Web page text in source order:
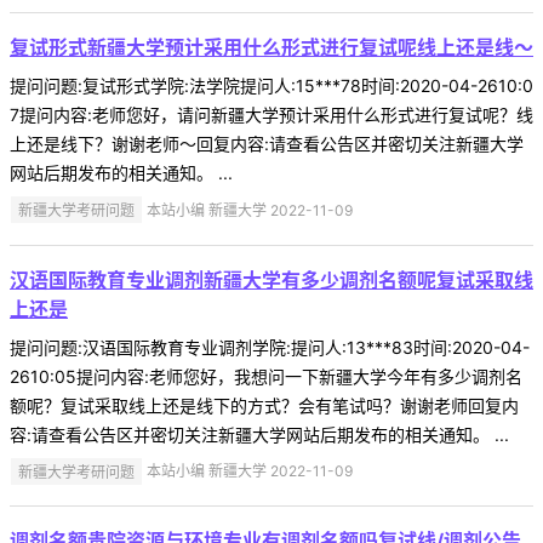
复试形式新疆大学预计采用什么形式进行复试呢线上还是线～
提问问题:复试形式学院:法学院提问人:15***78时间:2020-04-2610:0
7提问内容:老师您好，请问新疆大学预计采用什么形式进行复试呢？线
上还是线下？谢谢老师～回复内容:请查看公告区并密切关注新疆大学
网站后期发布的相关通知。 ...
新疆大学考研问题 本站小编 新疆大学 2022-11-09
汉语国际教育专业调剂新疆大学有多少调剂名额呢复试采取线
上还是
提问问题:汉语国际教育专业调剂学院:提问人:13***83时间:2020-04-
2610:05提问内容:老师您好，我想问一下新疆大学今年有多少调剂名
额呢？复试采取线上还是线下的方式？会有笔试吗？谢谢老师回复内
容:请查看公告区并密切关注新疆大学网站后期发布的相关通知。 ...
新疆大学考研问题 本站小编 新疆大学 2022-11-09